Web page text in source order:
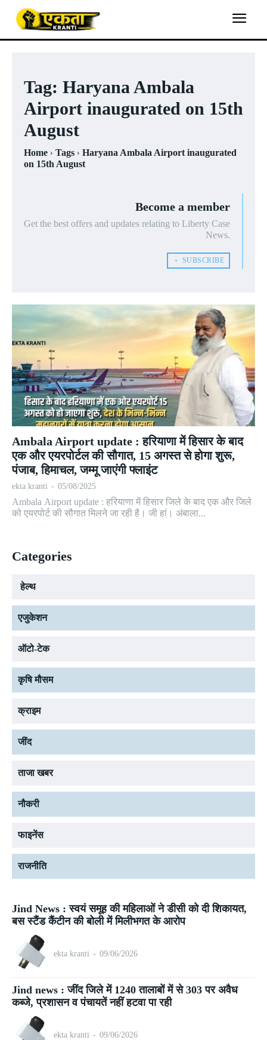
Tag: Haryana Ambala
Airport inaugurated on 15th
August
Home Tags
Haryana Ambala Airport inaugurated
on 15th August
Become a member
Get the best offers and updates relating to Liberty Case
News.
﹢ SUBSCRIBE
Ambala Airport update : हरियाणा में हिसार के बाद
एक और एयरपोर्टल की सौगात, 15 अगस्त से होगा शुरू,
पंजाब, हिमाचल, जम्मू जाएंगी फ्लाइंट
ekta kranti - 05/08/2025
Ambala Airport update : हरियाणा में हिसार जिले के बाद एक और जिले
को एयरपोर्ट की सौगात मिलने जा रही है। जी हां। अंबाला...
Categories
हेल्थ
एजुकेशन
ऑटो-टेक
कृषि मौसम
क्राइम
जींद
ताजा खबर
नौकरी
फाइनेंस
राजनीति
Jind News : स्वयं समूह की महिलाओं ने डीसी को दी शिकायत,
बस स्टैंड कैंटीन की बोली में मिलीभगत के आरोप
ekta kranti - 09/06/2026
Jind news : जींद जिले में 1240 तालाबों में से 303 पर अवैध
कब्जे, प्रशासन व पंचायतें नहीं हटवा पा रही
ekta kranti - 09/06/2026